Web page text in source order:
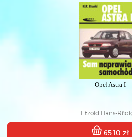
Opel Astra I
Etzold Hans-
65.10 zł